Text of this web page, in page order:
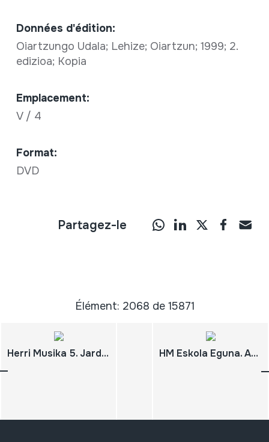
Données d'édition:
Oiartzungo Udala; Lehize; Oiartzun; 1999; 2.
edizioa; Kopia
Emplacement:
V / 4
Format:
DVD
Partagez-le
Élément: 2068 de 15871
Herri Musika 5. Jardunaldiak. Oiartzun 2006-11-25 eta 26 Panderoaren Inguruan HM Eskola Eguna. Arozenatarrak erromerian. Oiartzun. 2009-05-31